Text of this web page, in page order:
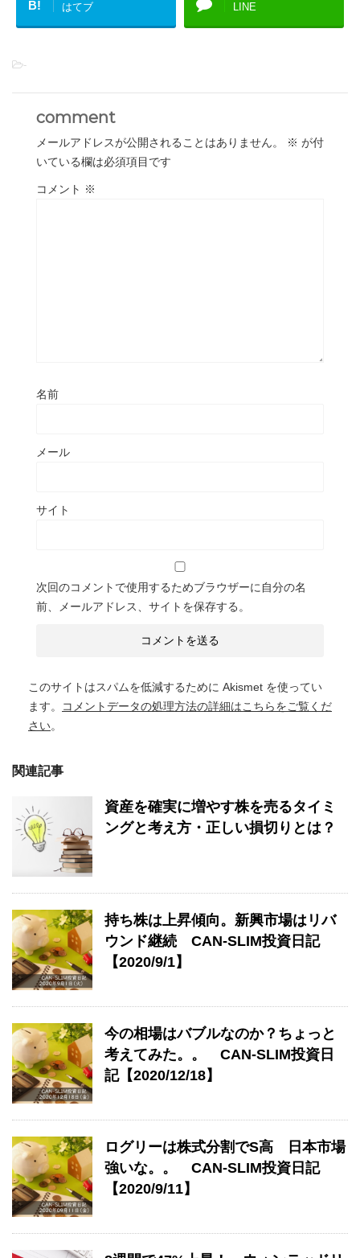
B! はてブ LINE
-
comment
メールアドレスが公開されることはありません。 ※ が付
いている欄は必須項目です
コメント ※
名前
メール
サイト
次回のコメントで使用するためブラウザーに自分の名
前、メールアドレス、サイトを保存する。
このサイトはスパムを低減するために Akismet を使ってい
ます。
コメントデータの処理方法の詳細はこちらをご覧くだ
さい。
関連記事
資産を確実に増やす株を売るタイミ
ングと考え方・正しい損切りとは？
持ち株は上昇傾向。新興市場はリバ
ウンド継続 CAN-SLIM投資日記
【2020/9/1】
今の相場はバブルなのか？ちょっと
考えてみた。。 CAN-SLIM投資日
記【2020/12/18】
ログリーは株式分割でS高 日本市場
強いな。。 CAN-SLIM投資日記
【2020/9/11】